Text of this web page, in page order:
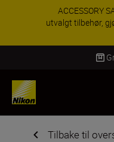
ACCESSORY
utvalgt tilbehør,
Tilbake til